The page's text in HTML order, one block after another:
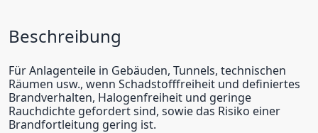
Beschreibung
Für Anlagenteile in Gebäuden, Tunnels, technischen
Räumen usw., wenn Schadstofffreiheit und definiertes
Brandverhalten, Halogenfreiheit und geringe
Rauchdichte gefordert sind, sowie das Risiko einer
Brandfortleitung gering ist.